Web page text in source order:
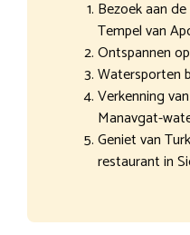
Bezoek aan
Tempel van
Ontspannen
Watersporten
Verkenning
Manavgat-
Geniet van
restaurant in